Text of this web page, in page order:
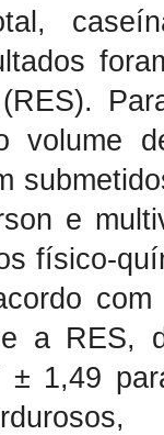
volume
e
físico-
e a RES,
± 1,49